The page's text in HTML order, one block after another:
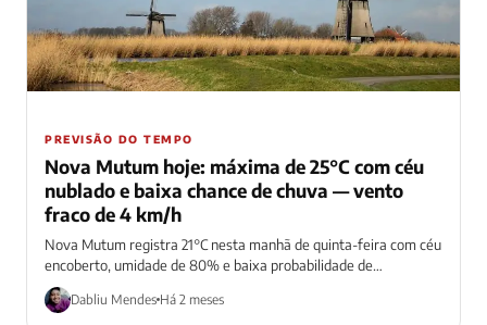
PREVISÃO DO TEMPO
Nova Mutum hoje: máxima de 25°C com céu
nublado e baixa chance de chuva — vento
fraco de 4 km/h
Nova Mutum registra 21°C nesta manhã de quinta-feira com céu
encoberto, umidade de 80% e baixa probabilidade de
precipitação
Dabliu Mendes Há 2 meses